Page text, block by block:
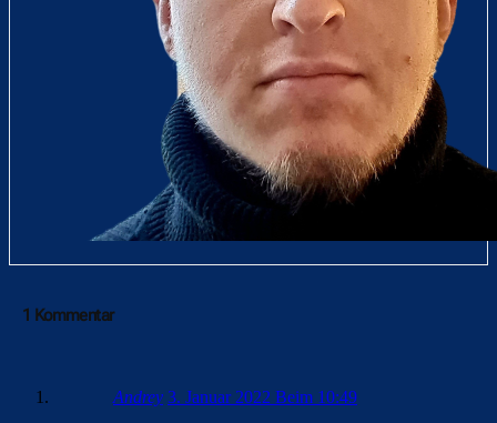
1 Kommentar
Andrey 3. Januar 2022 Beim 10:49